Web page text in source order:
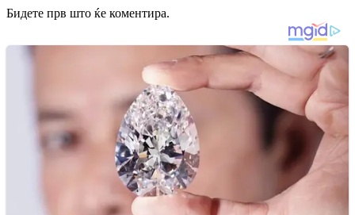
Бидете прв што ќе коментира.